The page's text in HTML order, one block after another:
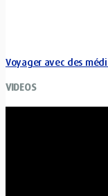
Voyager avec des
VIDEOS